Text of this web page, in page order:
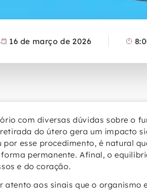
16 de março de 2026
com diversas dúvidas sobre o
do útero gera um impacto
esse procedimento, é natural
permanente. Afinal, o
e do coração.
atento aos sinais que o organismo